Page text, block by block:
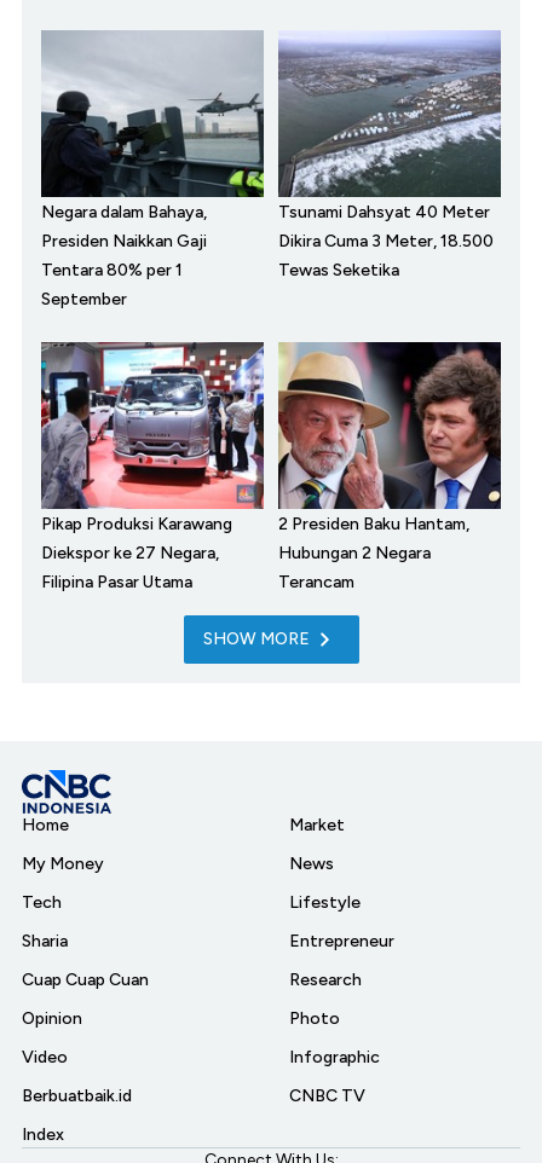
Negara dalam Bahaya,
Presiden Naikkan Gaji
Tentara 80% per 1
September
Tsunami Dahsyat 40 Meter
Dikira Cuma 3 Meter, 18.500
Tewas Seketika
Pikap Produksi Karawang
Diekspor ke 27 Negara,
Filipina Pasar Utama
2 Presiden Baku Hantam,
Hubungan 2 Negara
Terancam
SHOW MORE
Home
My Money
Tech
Sharia
Cuap Cuap Cuan
Opinion
Video
Berbuatbaik.id
Index
Market
News
Lifestyle
Entrepreneur
Research
Photo
Infographic
CNBC TV